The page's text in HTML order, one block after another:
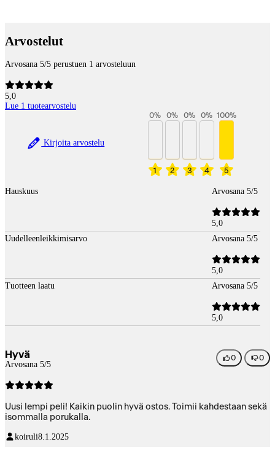
Arvostelut
Arvosana 5/5 perustuen 1 arvosteluun
5,0
Lue 1 tuotearvostelu
Kirjoita arvostelu
1
0%
2
0%
3
0%
4
0%
5
100%
Hauskuus Arvosana 5/5
5,0
Uudelleenleikkimisarvo
Arvosana 5/5
5,0
Tuotteen laatu
Arvosana 5/5
5,0
Hyvä
Arvosana 5/5
0 0
Uusi lempi peli! Kaikin puolin hyvä ostos. Toimii kahdestaan sekä
isommalla porukalla.
koiruli8.1.2025